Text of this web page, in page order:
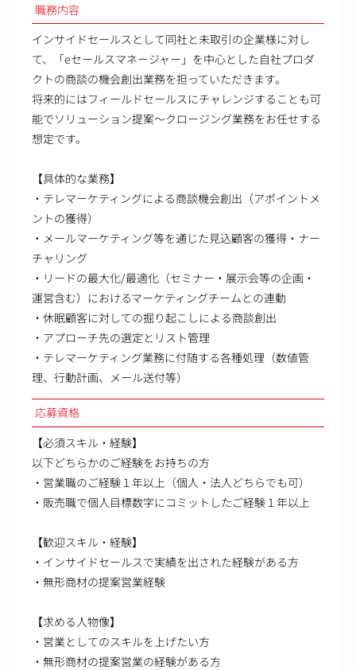
職務内容
インサイドセールスとして同社と未取引の企業様に対し
て、「eセールスマネージャー」を中心とした自社プロダ
クトの商談の機会創出業務を担っていただきます。
将来的にはフィールドセールスにチャレンジすることも可
能でソリューション提案～クロージング業務をお任せする
想定です。
【具体的な業務】
・テレマーケティングによる商談機会創出（アポイントメ
ントの獲得）
・メールマーケティング等を通じた見込顧客の獲得・ナー
チャリング
・リードの最大化/最適化（セミナー・展示会等の企画・
運営含む）におけるマーケティングチームとの連動
・休眠顧客に対しての掘り起こしによる商談創出
・アプローチ先の選定とリスト管理
・テレマーケティング業務に付随する各種処理（数値管
理、行動計画、メール送付等）
応募資格
【必須スキル・経験】
以下どちらかのご経験をお持ちの方
・営業職のご経験１年以上（個人・法人どちらでも可）
・販売職で個人目標数字にコミットしたご経験１年以上
【歓迎スキル・経験】
・インサイドセールスで実績を出された経験がある方
・無形商材の提案営業経験
【求める人物像】
・営業としてのスキルを上げたい方
・無形商材の提案営業の経験がある方